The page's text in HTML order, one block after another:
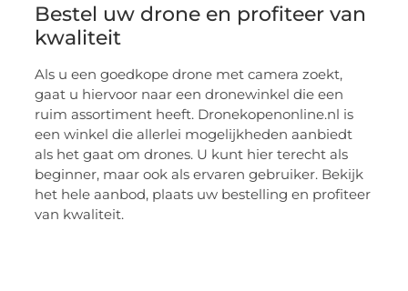
Bestel uw drone en profiteer van
kwaliteit
Als u een goedkope drone met camera zoekt,
gaat u hiervoor naar een dronewinkel die een
ruim assortiment heeft. Dronekopenonline.nl is
een winkel die allerlei mogelijkheden aanbiedt
als het gaat om drones. U kunt hier terecht als
beginner, maar ook als ervaren gebruiker. Bekijk
het hele aanbod, plaats uw bestelling en profiteer
van kwaliteit.